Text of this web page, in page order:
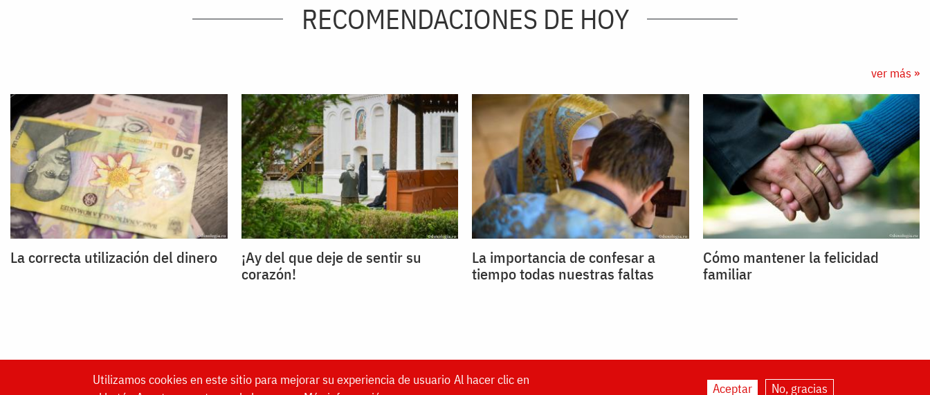
RECOMENDACIONES DE HOY
ver más »
La correcta utilización del dinero
¡Ay del que deje de sentir su
corazón!
La importancia de confesar a
tiempo todas nuestras faltas
Cómo mantener la felicidad
familiar
Utilizamos cookies en este sitio para mejorar su experiencia de usuario Al hacer clic en
Aceptar No, gracias